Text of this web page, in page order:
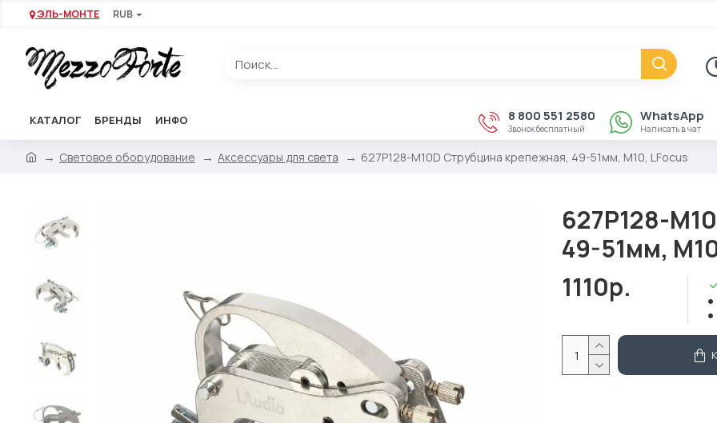
ЭЛЬ-МОНТЕ RUB
КАТАЛОГ БРЕНДЫ ИНФО 8 800 551 2580
Звонок бесплатный
WhatsApp
Написать в чат
Световое оборудование Аксессуары для света 627P128-M10D Струбцина крепежная, 49-51мм, М10, LFocus
627P128-
49-51мм,
1110р.